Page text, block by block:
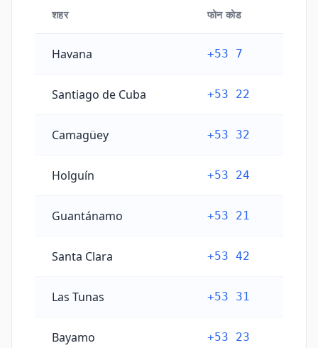
शहर फोन कोड
Havana +53 7
Santiago de Cuba +53 22
Camagüey +53 32
Holguín +53 24
Guantánamo +53 21
Santa Clara +53 42
Las Tunas +53 31
Bayamo +53 23